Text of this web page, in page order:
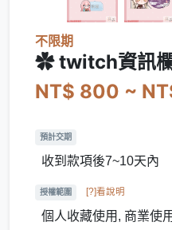
不限期
✿ twitch資訊
NT$ 800 ~
預計交期
收到款項後7~10天內
授權範圍 [?]看說明
個人收藏使用, 商業使用